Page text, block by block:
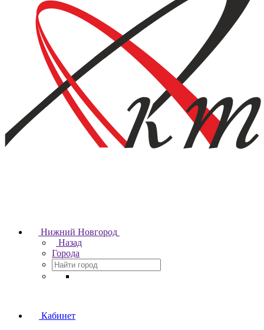
Нижний Новгород
Назад
Города
Кабинет